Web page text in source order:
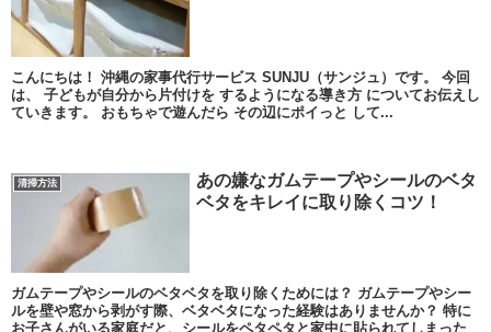
こんにちは！ 沖縄の家事代行サービス SUNJU（サンジュ）です。 今回
は、 子どもが自分から片付けを するようになる導き方 についてお伝えし
ていきます。 おもちゃで遊んだら その辺にポイっと して...
清掃方法
あの嫌なガムテープやシールのベタ
ベタをキレイに取り除くコツ！
ガムテープやシールのベタベタを取り除くためには？ ガムテープやシー
ルを壁や窓から剥がす際、ベタベタになった経験はありませんか？ 特に
お子さんがいる家庭だと、シールをペタペタと家中に貼られてしまった